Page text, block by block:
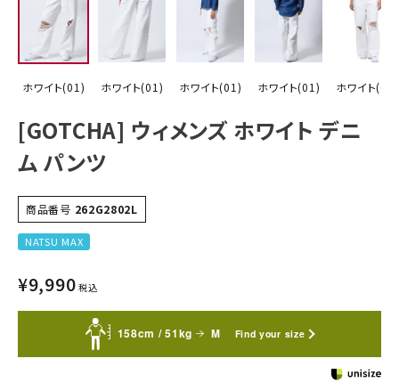
ホワイト(01) ホワイト(01) ホワイト(01) ホワイト(01) ホワイト(01)
[GOTCHA] ウィメンズ ホワイト デニ
ム パンツ
商品番号 262G2802L
NATSU MAX
¥9,990 税込
158cm / 51kg M Find your size